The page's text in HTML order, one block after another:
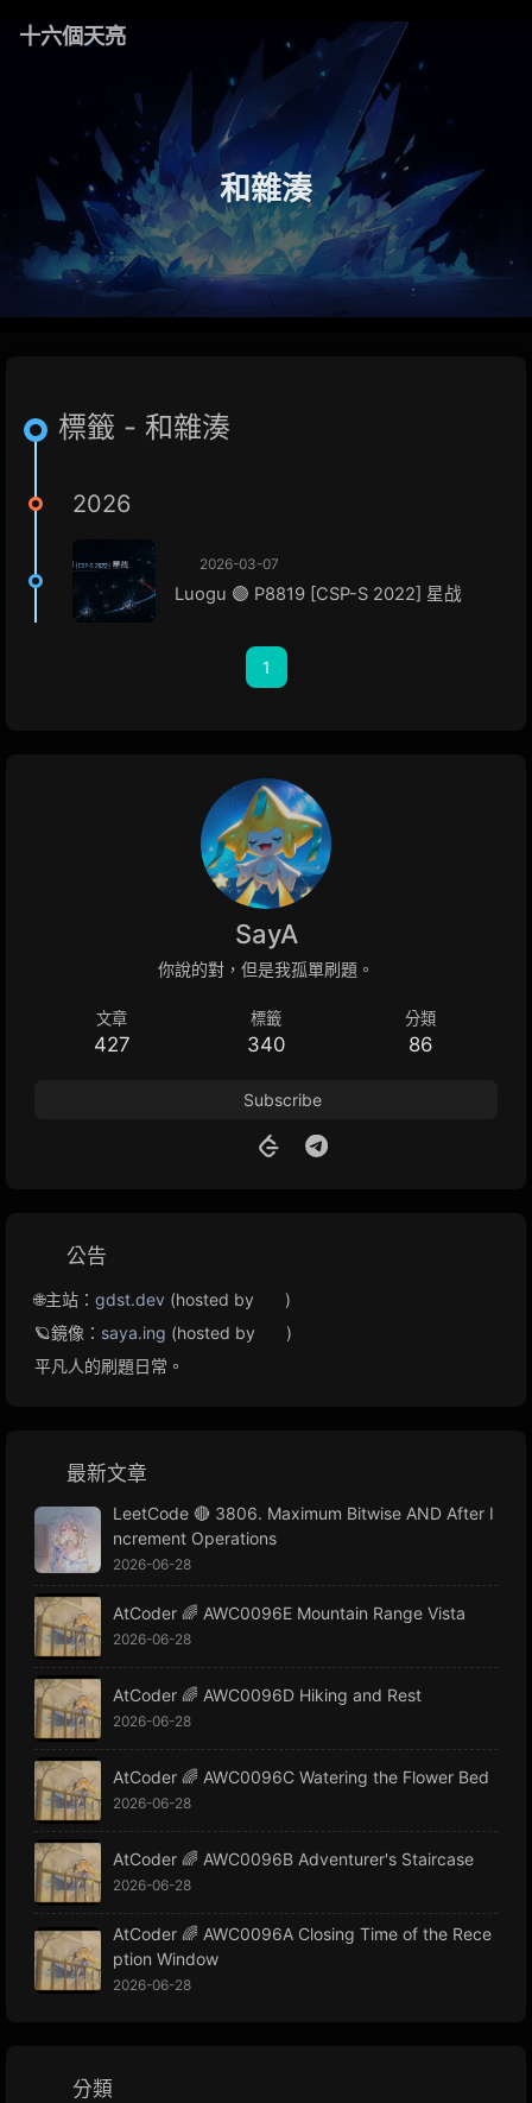
十六個天亮
和雜湊
標籤 - 和雜湊
2026
2026-03-07
Luogu 🟣 P8819 [CSP-S 2022] 星战
1
SayA
你說的對，但是我孤單刷題。
文章
427
標籤
340
分類
86
Subscribe
公告
🌐主站： gdst.dev (hosted by
)
🪐鏡像： saya.ing (hosted by
)
平凡人的刷題日常。
最新文章
LeetCode 🔴 3806. Maximum Bitwise AND After I
ncrement Operations
2026-06-28
AtCoder 🌈 AWC0096E Mountain Range Vista
2026-06-28
AtCoder 🌈 AWC0096D Hiking and Rest
2026-06-28
AtCoder 🌈 AWC0096C Watering the Flower Bed
2026-06-28
AtCoder 🌈 AWC0096B Adventurer's Staircase
2026-06-28
AtCoder 🌈 AWC0096A Closing Time of the Rece
ption Window
2026-06-28
分類